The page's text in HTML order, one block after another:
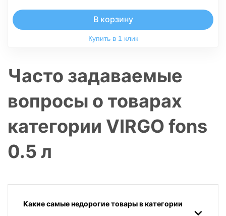
В корзину
Купить в 1 клик
Часто задаваемые
вопросы о товарах
категории VIRGO fons
0.5 л
Какие самые недорогие товары в категории